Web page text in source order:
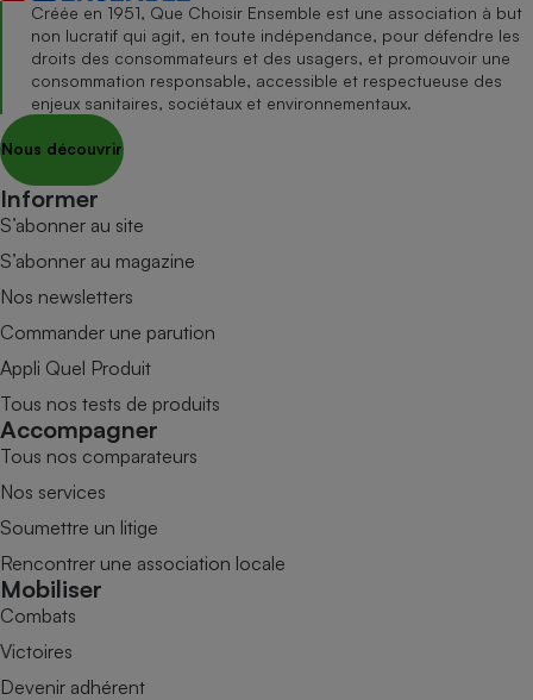
Créée en 1951, Que Choisir Ensemble est une association à but
non lucratif qui agit, en toute indépendance, pour défendre les
droits des consommateurs et des usagers, et promouvoir une
consommation responsable, accessible et respectueuse des
enjeux sanitaires, sociétaux et environnementaux.
Nous découvrir
Informer
S’abonner au site
S’abonner au magazine
Nos newsletters
Commander une parution
Appli Quel Produit
Tous nos tests de produits
Accompagner
Tous nos comparateurs
Nos services
Soumettre un litige
Rencontrer une association locale
Mobiliser
Combats
Victoires
Devenir adhérent